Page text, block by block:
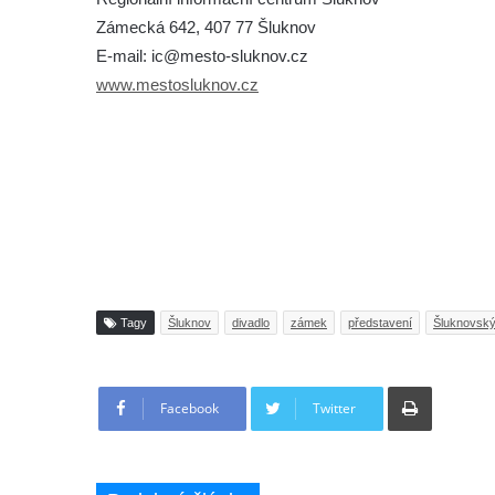
Zámecká 642, 407 77 Šluknov
E-mail: ic@mesto-sluknov.cz
www.mestosluknov.cz
Tagy Šluknov divadlo zámek představení
Facebook Twitter
Tisknout